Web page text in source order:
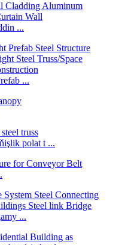
...
...
polat t ...
...